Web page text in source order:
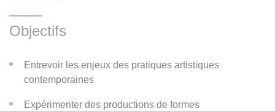
Objectifs
Entrevoir les enjeux des pratiques artistiques
contemporaines
Expérimenter des productions de formes